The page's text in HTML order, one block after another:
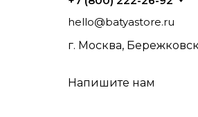
от стационарного
где важны комфорт и
hello@batyastore.ru
г. Москва,
Напишите нам